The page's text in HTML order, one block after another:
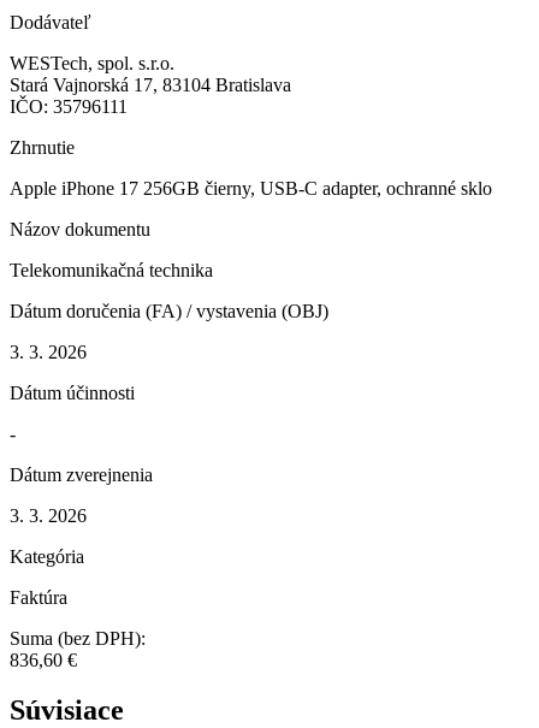
Dodávateľ
WESTech, spol. s.r.o.
Stará Vajnorská 17, 83104 Bratislava
IČO: 35796111
Zhrnutie
Apple iPhone 17 256GB čierny, USB-C adapter, ochranné sklo
Názov dokumentu
Telekomunikačná technika
Dátum doručenia (FA) / vystavenia (OBJ)
3. 3. 2026
Dátum účinnosti
-
Dátum zverejnenia
3. 3. 2026
Kategória
Faktúra
Suma (bez DPH):
836,60 €
Súvisiace